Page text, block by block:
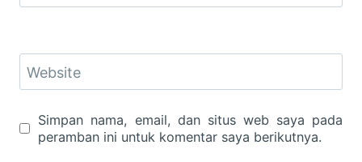
Website
Simpan nama, email, dan situs web saya pada
peramban ini untuk komentar saya berikutnya.